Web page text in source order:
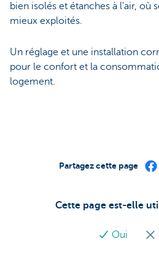
bien isolés et étanches à l'air, où
mieux exploités.
Un réglage et une installation
pour le confort et la
logement.
Cette page est-elle
Oui
Partagez cette page